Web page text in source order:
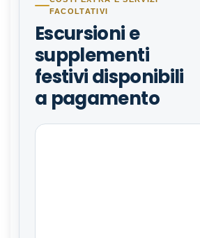
FACOLTATIVI
Escursioni e
supplementi
festivi disponibili
a pagamento